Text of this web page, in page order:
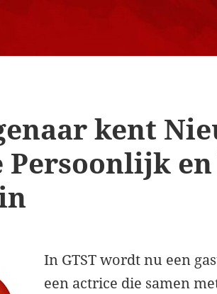
kent
Persoonlijk
In GTST wordt nu een
een actrice die samen